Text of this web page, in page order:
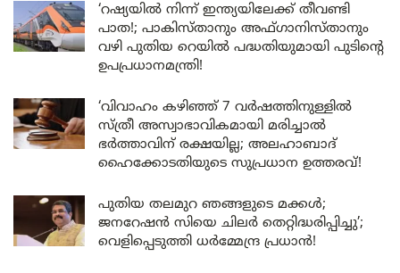
‘റഷ്യയിൽ നിന്ന് ഇന്ത്യയിലേക്ക് തീവണ്ടി
പാത!; പാകിസ്താനും അഫ്ഗാനിസ്താനും
വഴി പുതിയ റെയിൽ പദ്ധതിയുമായി പുടിന്റെ
ഉപപ്രധാനമന്ത്രി!
‘വിവാഹം കഴിഞ്ഞ് 7 വർഷത്തിനുള്ളിൽ
സ്ത്രീ അസ്വാഭാവികമായി മരിച്ചാൽ
ഭർത്താവിന് രക്ഷയില്ല; അലഹാബാദ്
ഹൈക്കോടതിയുടെ സുപ്രധാന ഉത്തരവ്!
പുതിയ തലമുറ ഞങ്ങളുടെ മക്കൾ;
ജനറേഷൻ സിയെ ചിലർ തെറ്റിദ്ധരിപ്പിച്ചു’;
വെളിപ്പെടുത്തി ധർമ്മേന്ദ്ര പ്രധാൻ!